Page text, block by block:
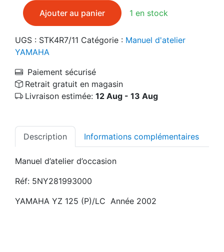
1 en stock
quantité de Manuel d'atelier d'occasion YAMAHA YZ
Ajouter au panier
UGS : STK4R7/11 Catégorie : Manuel d'atelier
YAMAHA
Paiement sécurisé
Retrait gratuit en magasin
Livraison estimée: 12 Aug - 13 Aug
Description Informations complémentaires
Manuel d’atelier d’occasion
Réf: 5NY281993000
YAMAHA YZ 125 (P)/LC Année 2002